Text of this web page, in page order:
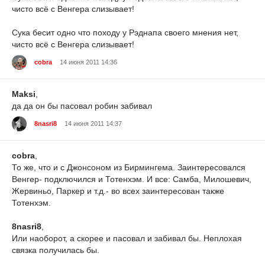
чисто всё с Венгера слизывает!
Сука бесит одно что походу у Рэднапа своего мнения нет,
чисто всё с Венгера слизывает!
cobra 14 июня 2011 14:36
Maksi
да да он бы пасовал робин забивал
8nasri8 14 июня 2011 14:37
cobra
То же, что и с Джонсоном из Бирмингема. Заинтересовался
Венгер- подключился и Тотенхэм. И все: Самба, Милошевич,
Жервиньо, Паркер и т.д.- во всех заинтересован также
Тотенхэм.
8nasri8
Или наоборот, а скорее и пасовал и забивал бы. Неплохая
связка получилась бы.